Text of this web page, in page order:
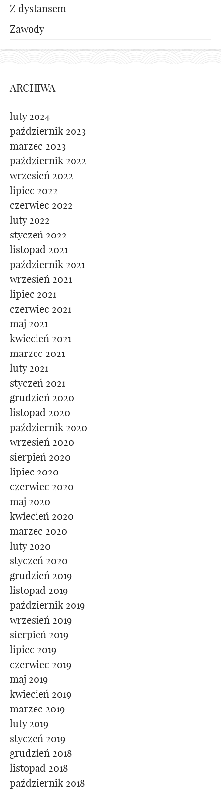
Z dystansem
Zawody
ARCHIWA
luty 2024
październik 2023
marzec 2023
październik 2022
wrzesień 2022
lipiec 2022
czerwiec 2022
luty 2022
styczeń 2022
listopad 2021
październik 2021
wrzesień 2021
lipiec 2021
czerwiec 2021
maj 2021
kwiecień 2021
marzec 2021
luty 2021
styczeń 2021
grudzień 2020
listopad 2020
październik 2020
wrzesień 2020
sierpień 2020
lipiec 2020
czerwiec 2020
maj 2020
kwiecień 2020
marzec 2020
luty 2020
styczeń 2020
grudzień 2019
listopad 2019
październik 2019
wrzesień 2019
sierpień 2019
lipiec 2019
czerwiec 2019
maj 2019
kwiecień 2019
marzec 2019
luty 2019
styczeń 2019
grudzień 2018
listopad 2018
październik 2018